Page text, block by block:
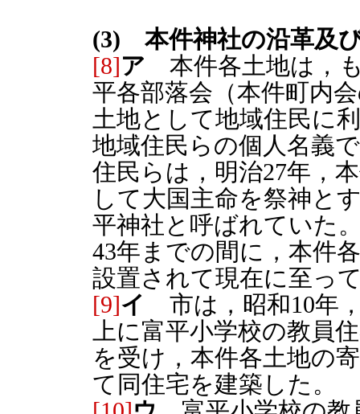
(3) 本件神社の沿革及
[8]ア 本件各土地は，
平各部落会（本件町内
土地として地域住民に
地域住民らの個人名義
住民らは，明治27年，
して大国主命を祭神と
平神社と呼ばれていた
43年までの間に，本件
設置されて現在に至っ
[9]イ
市は，昭和10年
上に富平小学校の教員
を受け，本件各土地の
て同住宅を建築した。